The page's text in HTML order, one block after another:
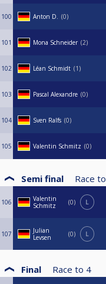
100 Anton D. 0
101 Mona Schneider 2
102 Léan Schmidt 1
103 Pascal Alexandre 0
104 Sven Ralfs 0
105 Valentin Schmitz 0
Semi final Race to
106
Valentin
Schmitz
0 L
107
Julian
Levsen
0 L
Final Race to 4